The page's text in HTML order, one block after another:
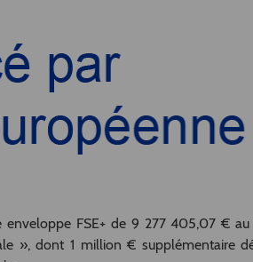
enveloppe FSE+ de 9 277 405,07 €
», dont 1 million € supplémentaire